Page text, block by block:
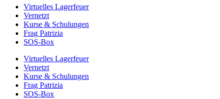
Virtuelles Lagerfeuer
Vernetzt
Kurse & Schulungen
Frag Patrizia
SOS-Box
Virtuelles Lagerfeuer
Vernetzt
Kurse & Schulungen
Frag Patrizia
SOS-Box